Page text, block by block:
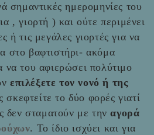
σημαντικές ημερομηνίες του
, γιορτή ) και ούτε περιμένει
ή τις μεγάλες γιορτές για να
στο βαφτιστήρι- ακόμα
να του αφιερώσει πολύτιμο
επιλέξετε τον νονό ή της
σκεφτείτε το δύο φορές γιατί
δεν σταματούν με τηναγορά
. Το ίδιο ισχύει και για